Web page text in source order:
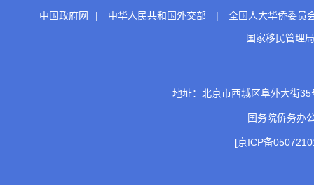
中国政府网 | 中华人民共和国外交部 |
全国人大华侨委员
国家移民管理局
地址：北京市西城区阜外大街
国务院侨务
[京ICP备